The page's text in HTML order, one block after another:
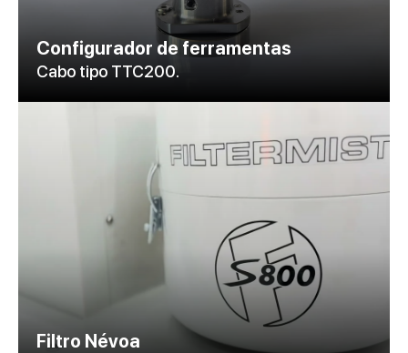
Configurador de ferramentas
Cabo tipo TTC200.
Filtro Névoa